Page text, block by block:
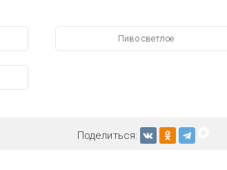
Пиво светлое
Поделиться: